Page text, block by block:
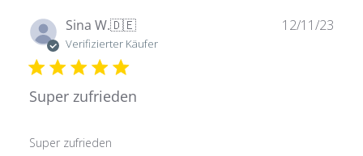
Sina W.🇩🇪
Verifizierter Käufer
Super zufrieden
Super zufrieden
12/11/23